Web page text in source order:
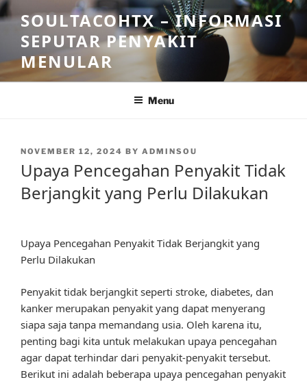
Skip
to
content
SOULTACOHTX – INFORMASI
SEPUTAR PENYAKIT
MENULAR
Menu
POSTED
NOVEMBER 12, 2024 BY ADMINSOU
Upaya Pencegahan Penyakit Tidak
Berjangkit yang Perlu Dilakukan
Upaya Pencegahan Penyakit Tidak Berjangkit yang
Perlu Dilakukan
Penyakit tidak berjangkit seperti stroke, diabetes, dan
kanker merupakan penyakit yang dapat menyerang
siapa saja tanpa memandang usia. Oleh karena itu,
penting bagi kita untuk melakukan upaya pencegahan
agar dapat terhindar dari penyakit-penyakit tersebut.
Berikut ini adalah beberapa upaya pencegahan penyakit